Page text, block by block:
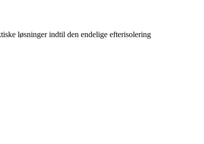
løsninger indtil den endelige efterisolering